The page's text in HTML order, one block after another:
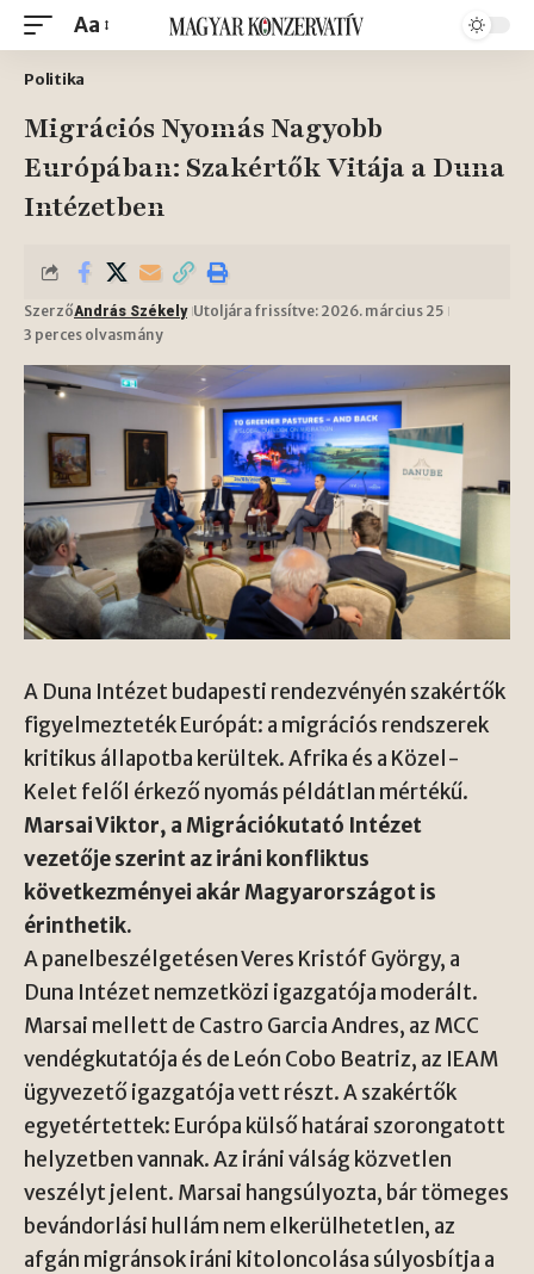
Aa
Politika
Migrációs Nyomás Nagyobb
Európában: Szakértők Vitája a Duna
Intézetben
SzerzőAndrás Székely Utoljára frissítve: 2026. március 25
3 perces olvasmány
A Duna Intézet budapesti rendezvényén szakértők
figyelmezteték Európát: a migrációs rendszerek
kritikus állapotba kerültek. Afrika és a Közel-
Kelet felől érkező nyomás példátlan mértékű.
Marsai Viktor, a Migrációkutató Intézet
vezetője szerint az iráni konfliktus
következményei akár Magyarországot is
érinthetik.
A panelbeszélgetésen Veres Kristóf György, a
Duna Intézet nemzetközi igazgatója moderált.
Marsai mellett de Castro Garcia Andres, az MCC
vendégkutatója és de León Cobo Beatriz, az IEAM
ügyvezető igazgatója vett részt. A szakértők
egyetértettek: Európa külső határai szorongatott
helyzetben vannak. Az iráni válság közvetlen
veszélyt jelent. Marsai hangsúlyozta, bár tömeges
bevándorlási hullám nem elkerülhetetlen, az
afgán migránsok iráni kitoloncolása súlyosbítja a